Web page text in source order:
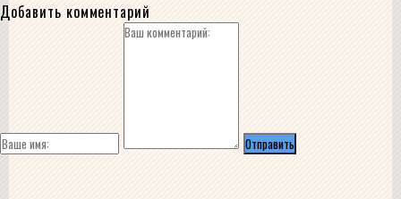
Добавить комментарий